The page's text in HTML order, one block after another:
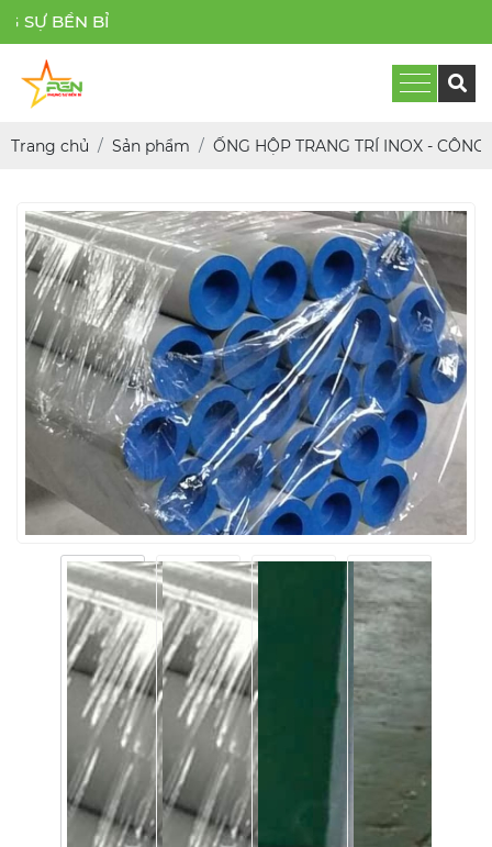
BỈ
Trang chủ Sản phẩm ỐNG HỘP TRANG TRÍ INOX - CÔNG